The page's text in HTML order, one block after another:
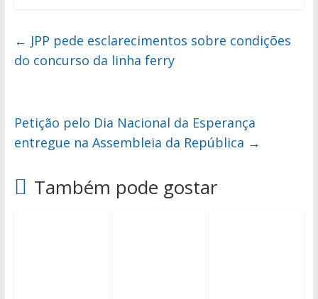
← JPP pede esclarecimentos sobre condições
do concurso da linha ferry
Petição pelo Dia Nacional da Esperança
entregue na Assembleia da República →
Também pode gostar